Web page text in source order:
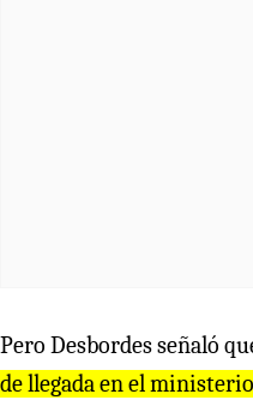
Pero Desbordes señaló
de llegada en el